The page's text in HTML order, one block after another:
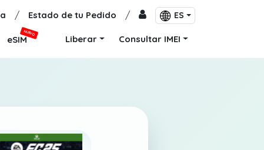
/ Estado de tu Pedido / ES
eSIM
NUEVO
Liberar Consultar IMEI